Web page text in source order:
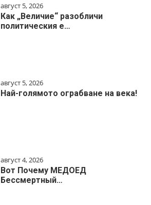
август 5, 2026
Как „Величие“ разобличи
политическия е…
август 5, 2026
Най-голямото ограбване на века!
август 4, 2026
Вот Почему МЕДОЕД
Бессмертный…